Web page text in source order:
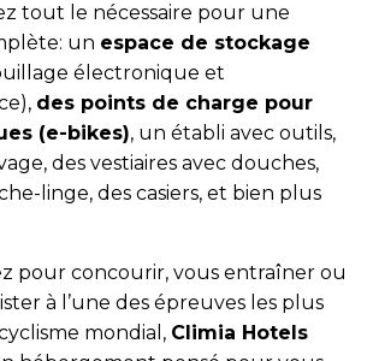
tout le nécessaire pour une
un espace de stockage
électronique et
des points de charge pour
(e-bikes), un établi avec outils,
des vestiaires avec douches,
linge, des casiers, et bien plus
pour concourir, vous entraîner ou
à l’une des épreuves les plus
mondial, Climia Hotels